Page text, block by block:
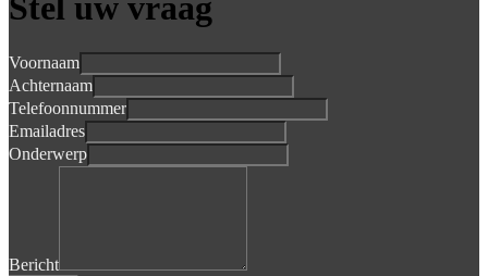
Stel uw vraag
Voornaam
Achternaam
Telefoonnummer
Emailadres
Onderwerp
Bericht